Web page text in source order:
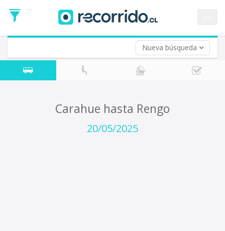
Nueva búsqueda
de
Ida
Vuelta (opcional)
Fecha
de
Carahue hasta Rengo
20/05/2025